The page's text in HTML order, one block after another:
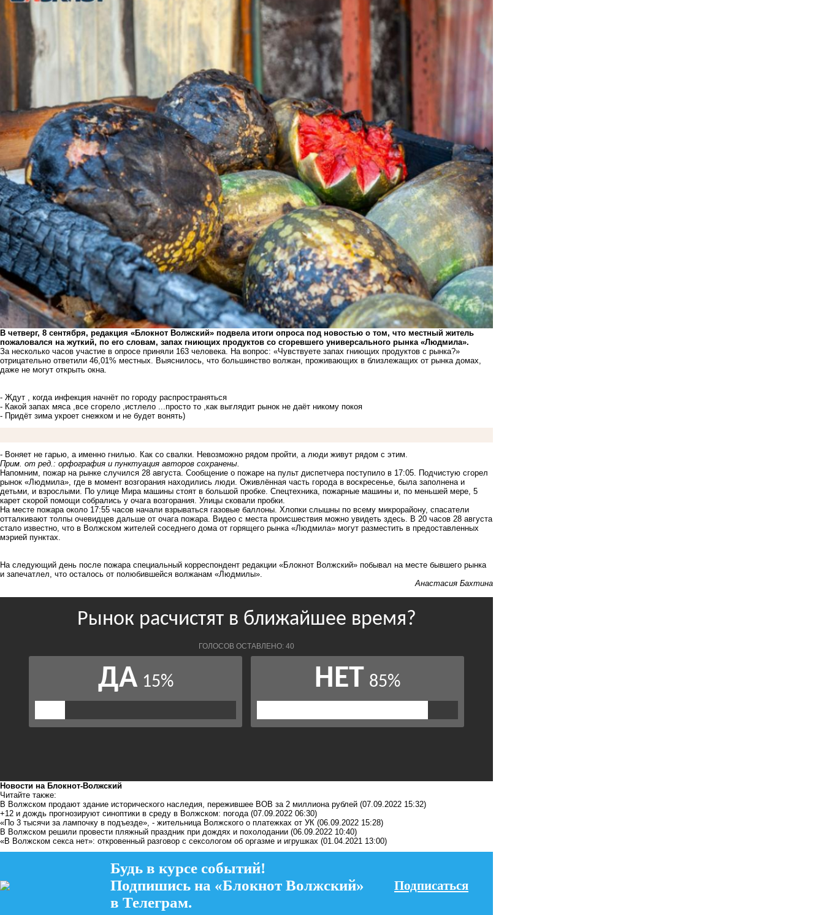
В четверг, 8 сентября, редакция «Блокнот Волжский» подвела итоги опроса под новостью о том, что местный житель
пожаловался на жуткий, по его словам, запах гниющих продуктов со сгоревшего универсального рынка «Людмила».
За несколько часов участие в опросе приняли 163 человека. На вопрос: «Чувствуете запах гниющих продуктов с рынка?»
отрицательно ответили 46,01% местных. Выяснилось, что большинство волжан, проживающих в близлежащих от рынка домах,
даже не могут открыть окна.
- Ждут , когда инфекция начнёт по городу распространяться
- Какой запах мяса ,все сгорело ,истлело ...просто то ,как выглядит рынок не даёт никому покоя
- Придёт зима укроет снежком и не будет вонять)
- Воняет не гарью, а именно гнилью. Как со свалки. Невозможно рядом пройти, а люди живут рядом с этим.
Прим. от ред.: орфография и пунктуация авторов сохранены.
Напомним, пожар на рынке случился 28 августа. Сообщение о пожаре на пульт диспетчера поступило в 17:05. Подчистую сгорел
рынок «Людмила», где в момент возгорания находились люди. Оживлённая часть города в воскресенье, была заполнена и
детьми, и взрослыми. По улице Мира машины стоят в большой пробке. Спецтехника, пожарные машины и, по меньшей мере, 5
карет скорой помощи собрались у очага возгорания. Улицы сковали пробки.
На месте пожара около 17:55 часов начали взрываться газовые баллоны. Хлопки слышны по всему микрорайону, спасатели
отталкивают толпы очевидцев дальше от очага пожара. Видео с места происшествия можно увидеть здесь. В 20 часов 28 августа
стало известно, что в Волжском жителей соседнего дома от горящего рынка «Людмила» могут разместить в предоставленных
мэрией пунктах.
На следующий день после пожара специальный корреспондент редакции «Блокнот Волжский» побывал на месте бывшего рынка
и запечатлел, что осталось от полюбившейся волжанам «Людмилы».
Анастасия Бахтина
Новости на Блoкнoт-Волжский
Читайте также:
В Волжском продают здание исторического наследия, пережившее ВОВ за 2 миллиона рублей (07.09.2022 15:32)
+12 и дождь прогнозируют синоптики в среду в Волжском: погода (07.09.2022 06:30)
«По 3 тысячи за лампочку в подъезде», - жительница Волжского о платежках от УК (06.09.2022 15:28)
В Волжском решили провести пляжный праздник при дождях и похолодании (06.09.2022 10:40)
«В Волжском секса нет»: откровенный разговор с сексологом об оргазме и игрушках (01.04.2021 13:00)
Будь в курсе событий!
Подпишись на «Блокнот Волжский»
в Телеграм.
Подписаться